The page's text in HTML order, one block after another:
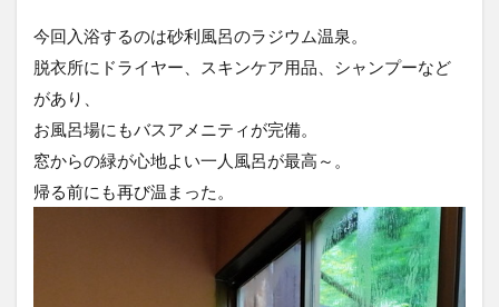
今回入浴するのは砂利風呂のラジウム温泉。
脱衣所にドライヤー、スキンケア用品、シャンプーなど
があり、
お風呂場にもバスアメニティが完備。
窓からの緑が心地よい一人風呂が最高～。
帰る前にも再び温まった。